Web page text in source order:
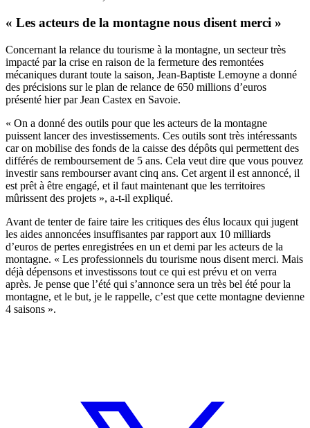
« Les acteurs de la montagne nous disent merci »
Concernant la relance du tourisme à la montagne, un secteur très
impacté par la crise en raison de la fermeture des remontées
mécaniques durant toute la saison, Jean-Baptiste Lemoyne a donné
des précisions surle plan de relance de 650 millions d’euros
présenté hier par Jean Castex en Savoie.
« On a donné des outils pour que les acteurs de la montagne
puissent lancer des investissements. Ces outils sont très intéressants
car on mobilise des fonds de la caisse des dépôts qui permettent des
différés de remboursement de 5 ans. Cela veut dire que vous pouvez
investir sans rembourser avant cinq ans. Cet argent il est annoncé, il
est prêt à être engagé, et il faut maintenant que les territoires
mûrissent des projets », a-t-il expliqué.
Avant de tenter de faire taire les critiques des élus locaux qui jugent
les aides annoncées insuffisantes par rapport aux 10 milliards
d’euros de pertes enregistrées en un et demi par les acteurs de la
montagne. « Les professionnels du tourisme nous disent merci. Mais
déjà dépensons et investissons tout ce qui est prévu et on verra
après. Je pense que l’été qui s’annonce sera un très bel été pour la
montagne, et le but, je le rappelle, c’est que cette montagne devienne
4 saisons ».